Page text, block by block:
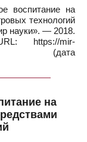
воспитание на
технологий
науки». — 2018.
mir-
(дата
на